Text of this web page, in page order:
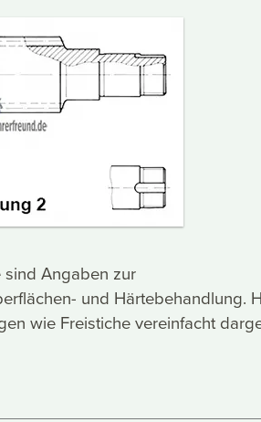
Angaben zur
und Härtebehandlung.
wie Freistiche vereinfacht